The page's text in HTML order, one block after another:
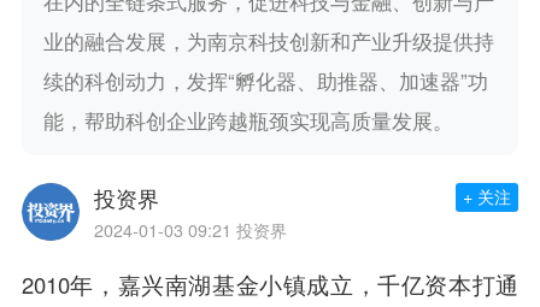
业的融合发展，为南京科技创新和产业升级提供持
续的科创动力，发挥“孵化器、助推器、加速器”功
能，帮助科创企业跨越瓶颈实现高质量发展。
投资界
2024-01-03 09:21 投资界
+ 关注
2010年，嘉兴南湖基金小镇成立，千亿资本打通